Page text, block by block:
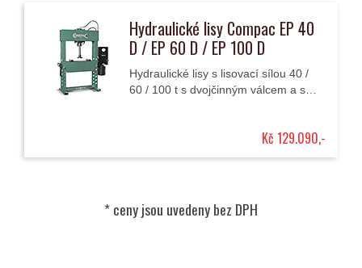
Hydraulické lisy Compac EP 40
D / EP 60 D / EP 100 D
Hydraulické lisy s lisovací sílou 40 /
60 / 100 t s dvojčinným válcem a s
Kč 129.090,-